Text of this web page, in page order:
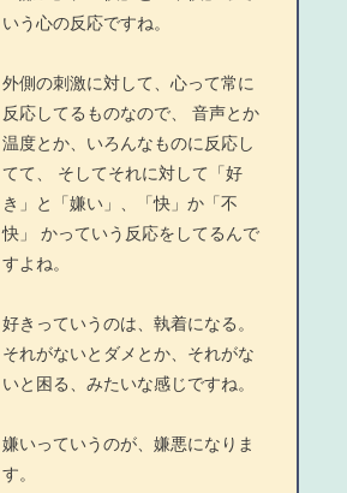
いう心の反応ですね。
外側の刺激に対して、心って常に
反応してるものなので、 音声とか
温度とか、いろんなものに反応し
てて、 そしてそれに対して「好
き」と「嫌い」、「快」か「不
快」 かっていう反応をしてるんで
すよね。
好きっていうのは、執着になる。
それがないとダメとか、それがな
いと困る、みたいな感じですね。
嫌いっていうのが、嫌悪になりま
す。